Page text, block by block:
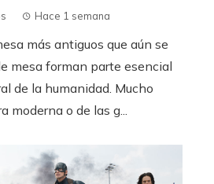
Hace 1 semana
más antiguos que aún se
mesa forman parte esencial
de la humanidad. Mucho
moderna o de las g...